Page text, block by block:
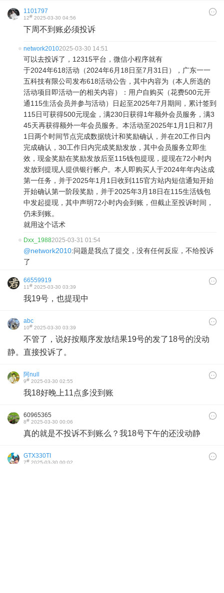
1101797
12# 2025-03-30 04:56
下周不到账必须投诉
network20102025-03-30 14:51
可以去投诉了，12315平台，微信小程序就有
于2024年618活动（2024年6月18日至7月31日），广东一一
五科技有限公司发布618活动公告，其中内容为（本人所选的
活动项目即活动一的相关内容）：用户自购买（花费500元开
通115生活会员并参与活动）日起至2025年7月期间，累计签到
115日可获得500元现金，满230日获得1年额外会员服务，满3
45天再获得额外一年会员服务。本活动至2025年1月1日和7月
1日两个时间节点完成数据统计和奖励确认，并在20工作日内
完成确认，30工作日内完成奖励发放，其中会员服务立即生
效，现金奖励在奖励发放后至115钱包提现，提现在72小时内
发放到提现人提供银行帐户。本人即购买人于2024年年内达成
第一任务，并于2025年1月1日收到115官方站内短信通知开始
开始确认第一阶段奖励，并于2025年3月18日在115生活钱包
中发起提现，其中声明72小时内会到账，但截止至投诉时间，
仍未到账。
就用这个话术
Dxx_19882025-03-31 01:54
@network2010:问题是我点了提交，没有任何反应，不给投诉
了
66559919
11# 2025-03-30 03:39
我19号，也提现中
abc
10# 2025-03-30 03:39
不管了，说好按顺序发放结果19号的发了18号的没动
静。直接投诉了。
阿null
9# 2025-03-30 02:55
我18好晚上11点多没到账
60965365
8# 2025-03-30 00:06
真的就是不投诉不到账么？我18号下午的还没动静
GTX330TI
7# 2025-03-30 00:02